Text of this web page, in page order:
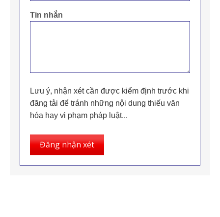
Tin nhắn
Lưu ý, nhận xét cần được kiểm định trước khi
đăng tải để tránh những nội dung thiếu văn
hóa hay vi phạm pháp luật...
Đăng nhận xét